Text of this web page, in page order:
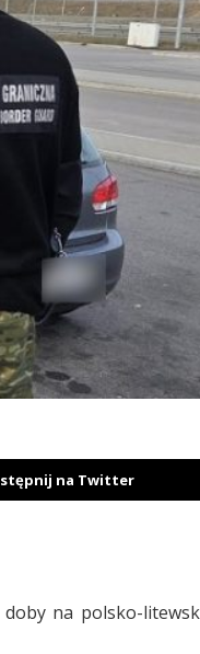
na Twitter
na polsko-